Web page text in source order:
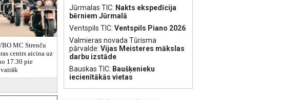
MC Strenču
centrs aicina uz
17.30 pie
Jūrmalas TIC: Nakts ekspedīcija
bērniem Jūrmalā
Ventspils TIC: Ventspils Piano 2026
Valmieras novada Tūrisma
pārvalde: Vijas Meisteres mākslas
darbu izstāde
Bauskas TIC: Baušķenieku
iecienītākās vietas